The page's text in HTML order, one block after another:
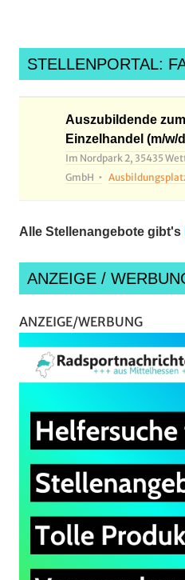
STELLENPORTAL:
Auszubildende
Einzelhandel (m/w/
Im Nordpark 2, 35435
GmbH
Alle Stellenangebote gibt's
ANZEIGE /
ANZEIGE/WERBUNG